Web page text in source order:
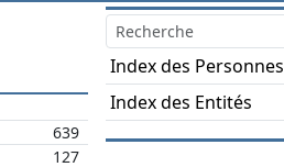
639
127
Index des Personnes
Index des Entités